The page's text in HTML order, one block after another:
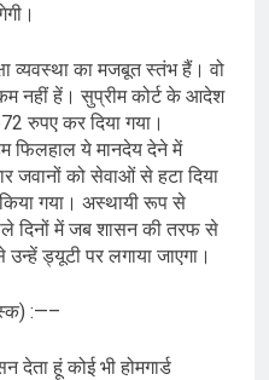
व्यवस्था का मजबूत स्तंभ हैं। वो
नहीं हें। सुप्रीम कोर्ट के आदेश
रुपए कर दिया गया।
फिलहाल ये मानदेय देने में
जवानों को सेवाओं से हटा दिया
गया। अस्थायी रूप से
दिनों में जब शासन की तरफ से
उन्हें ड्यूटी पर लगाया जाएगा।
:—–
देता हूं कोई भी होमगार्ड